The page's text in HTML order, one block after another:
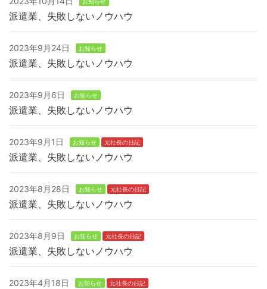
お知らせ
派遣業、失敗しないノウハウ
2023年9月24日 お知らせ
派遣業、失敗しないノウハウ
2023年9月6日 お知らせ
派遣業、失敗しないノウハウ
2023年9月1日 お知らせ 元社長の日記
派遣業、失敗しないノウハウ
2023年8月28日 お知らせ 元社長の日記
派遣業、失敗しないノウハウ
2023年8月9日 お知らせ 元社長の日記
派遣業、失敗しないノウハウ
2023年4月18日 お知らせ 元社長の日記